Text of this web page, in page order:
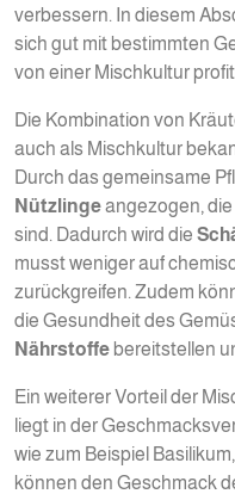
verbessern. In diesem
sich gut mit bestimmten
von einer Mischkultur
Die Kombination von
auch als Mischkultur
Durch das gemeinsame
Nützlingeangezogen,
sind. Dadurch wird die
musst weniger auf
zurückgreifen. Zudem
die Gesundheit des
Nährstoffe bereitstellen
Ein weiterer Vorteil der
liegt in der
wie zum Beispiel
können den Geschmack